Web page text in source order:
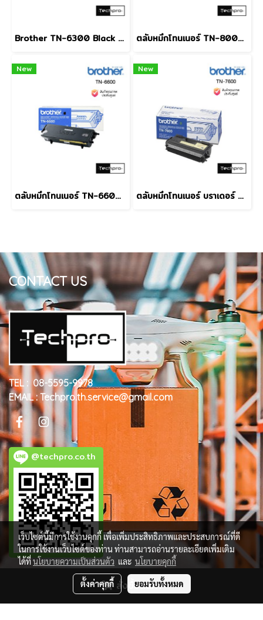
สั่งซื้อสินค้า
Brother TN-6300 Black ตลับหมึกโทนเนอร์ สีดำ ตลับหมึกโทนเนอร์ TN-8000 ดำ Brother
New
ตลับหมึกโทนเนอร์ TN-6600 ดำ Brother
New
ตลับหมึกโทนเนอร์ บราเดอร์ TN-7600 ดำ
CONTACT US
TEL : 08-5595-9978
EMAIL : Techpro.th.service@gmail.com
@techpro.co.th
© Copyright 2018 All Rights Reserved. MakeWebEasy.com
เว็บไซต์นี้มีการใช้งานคุกกี้ เพื่อเพิ่มประสิทธิภาพและประสบการณ์ที่ดี
ในการใช้งานเว็บไซต์ของท่าน ท่านสามารถอ่านรายละเอียดเพิ่มเติม
ได้ที่นโยบายความเป็นส่วนตัว และ นโยบายคุกกี้
ตั้งค่าคุกกี้ ยอมรับทั้งหมด